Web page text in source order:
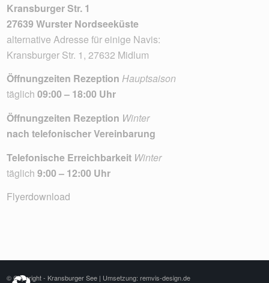
Kransburger Str. 1
27639 Wurster Nordseeküste
alternative Adresse für einige Navis:
Kransburger Str. 1, 27632 Midlum
Öffnungzeiten RezeptionHauptsaison
täglich 09:00 – 18:00 Uhr
Öffnungzeiten Rezeption Winter
nach telefonischer Vereinbarung
Telefonische Erreichbarkeit Winter
täglich 9:00 – 12:00 Uhr
Flyerdownload
© Copyright - Kransburger See | Umsetzung: remvis-design.de